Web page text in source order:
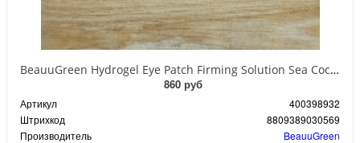
BeauuGreen Hydrogel Eye Patch Firming Solution Sea Cocumber & Black Гидрогелевые патчи для кожи вокруг глаз с экстрактом черного морского огурца 60 шт 90 гр
860 руб
Артикул
400398932
Штрихкод
8809389030569
Производитель
BeauuGreen